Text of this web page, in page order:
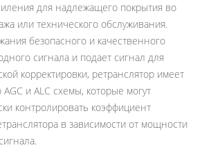
для надлежащего покрытия во
или технического обслуживания.
безопасного и качественного
сигнала и подает сигнал для
корректировки, ретранслятор имеет
и ALC схемы, которые могут
контролировать коэффициент
в зависимости от мощности